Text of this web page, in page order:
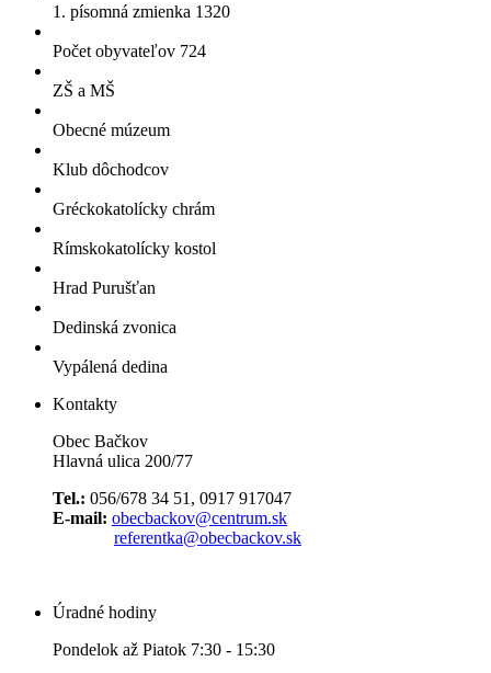
1. písomná zmienka 1320
Počet obyvateľov 724
ZŠ a MŠ
Obecné múzeum
Klub dôchodcov
Gréckokatolícky chrám
Rímskokatolícky kostol
Hrad Purušťan
Dedinská zvonica
Vypálená dedina
Kontakty
Obec Bačkov
Hlavná ulica 200/77
Tel.: 056/678 34 51, 0917 917047
E-mail: obecbackov@centrum.sk
referentka@obecbackov.sk
Úradné hodiny
Pondelok až Piatok 7:30 - 15:30